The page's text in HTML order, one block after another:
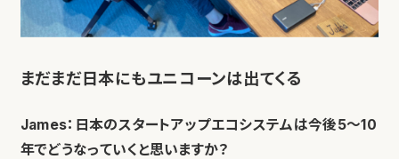
まだまだ日本にもユニコーンは出てくる
James：日本のスタートアップエコシステムは今後5〜10
年でどうなっていくと思いますか？